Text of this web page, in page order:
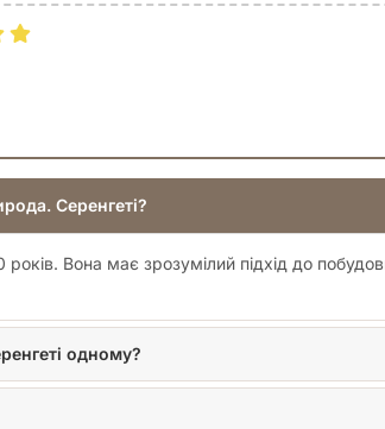
Серенгеті?
Вона має зрозумілий підхід до
одному?